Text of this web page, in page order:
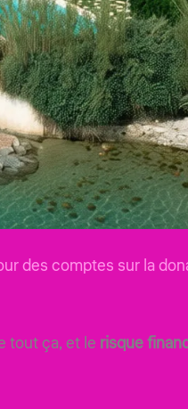
des comptes sur la
tout ça, et le risque